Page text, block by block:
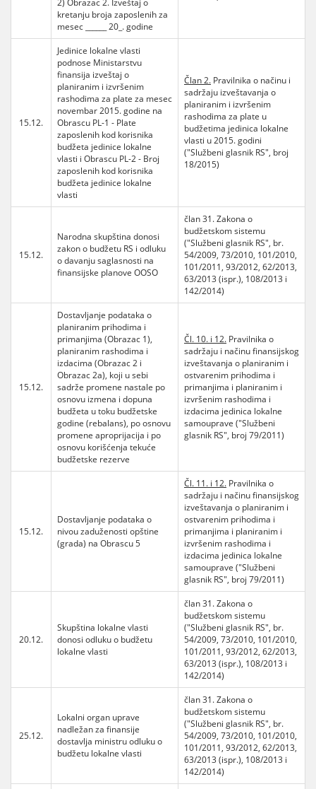
2) Obrazac 2. Izveštaj o
kretanju broja zaposlenih za
mesec ______ 20_. godine
15.12.
Jedinice lokalne vlasti
podnose Ministarstvu
finansija izveštaj o
planiranim i izvršenim
rashodima za plate za mesec
novembar 2015. godine na
Obrascu PL-1 - Plate
zaposlenih kod korisnika
budžeta jedinice lokalne
vlasti i Obrascu PL-2 - Broj
zaposlenih kod korisnika
budžeta jedinice lokalne
vlasti
Član 2. Pravilnika o načinu i
sadržaju izveštavanja o
planiranim i izvršenim
rashodima za plate u
budžetima jedinica lokalne
vlasti u 2015. godini
("Službeni glasnik RS", broj
18/2015)
15.12.
Narodna skupština donosi
zakon o budžetu RS i odluku
o davanju saglasnosti na
finansijske planove OOSO
član 31. Zakona o
budžetskom sistemu
("Službeni glasnik RS", br.
54/2009, 73/2010, 101/2010,
101/2011, 93/2012, 62/2013,
63/2013 (ispr.), 108/2013 i
142/2014)
15.12.
Dostavljanje podataka o
planiranim prihodima i
primanjima (Obrazac 1),
planiranim rashodima i
izdacima (Obrazac 2 i
Obrazac 2a), koji u sebi
sadrže promene nastale po
osnovu izmena i dopuna
budžeta u toku budžetske
godine (rebalans), po osnovu
promene aproprijacija i po
osnovu korišćenja tekuće
budžetske rezerve
Čl. 10. i 12. Pravilnika o
sadržaju i načinu finansijskog
izveštavanja o planiranim i
ostvarenim prihodima i
primanjima i planiranim i
izvršenim rashodima i
izdacima jedinica lokalne
samouprave ("Službeni
glasnik RS", broj 79/2011)
15.12.
Dostavljanje podataka o
nivou zaduženosti opštine
(grada) na Obrascu 5
Čl. 11. i 12. Pravilnika o
sadržaju i načinu finansijskog
izveštavanja o planiranim i
ostvarenim prihodima i
primanjima i planiranim i
izvršenim rashodima i
izdacima jedinica lokalne
samouprave ("Službeni
glasnik RS", broj 79/2011)
20.12.
Skupština lokalne vlasti
donosi odluku o budžetu
lokalne vlasti
član 31. Zakona o
budžetskom sistemu
("Službeni glasnik RS", br.
54/2009, 73/2010, 101/2010,
101/2011, 93/2012, 62/2013,
63/2013 (ispr.), 108/2013 i
142/2014)
25.12.
Lokalni organ uprave
nadležan za finansije
dostavlja ministru odluku o
budžetu lokalne vlasti
član 31. Zakona o
budžetskom sistemu
("Službeni glasnik RS", br.
54/2009, 73/2010, 101/2010,
101/2011, 93/2012, 62/2013,
63/2013 (ispr.), 108/2013 i
142/2014)